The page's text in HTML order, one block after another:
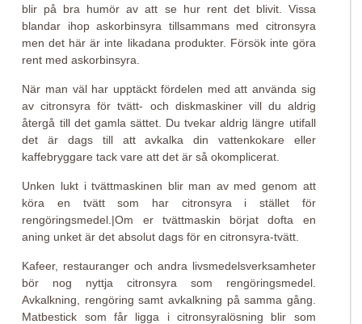
blir på bra humör av att se hur rent det blivit. Vissa
blandar ihop askorbinsyra tillsammans med citronsyra
men det här är inte likadana produkter. Försök inte göra
rent med askorbinsyra.
När man väl har upptäckt fördelen med att använda sig
av citronsyra för tvätt- och diskmaskiner vill du aldrig
återgå till det gamla sättet. Du tvekar aldrig längre utifall
det är dags till att avkalka din vattenkokare eller
kaffebryggare tack vare att det är så okomplicerat.
Unken lukt i tvättmaskinen blir man av med genom att
köra en tvätt som har citronsyra i stället för
rengöringsmedel.|Om er tvättmaskin börjat dofta en
aning unket är det absolut dags för en citronsyra-tvätt.
Kafeer, restauranger och andra livsmedelsverksamheter
bör nog nyttja citronsyra som rengöringsmedel.
Avkalkning, rengöring samt avkalkning på samma gång.
Matbestick som får ligga i citronsyralösning blir som